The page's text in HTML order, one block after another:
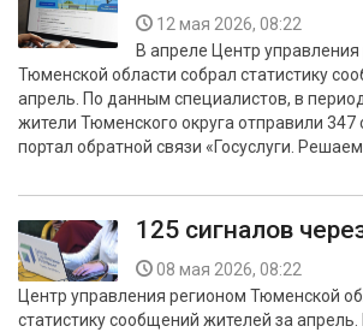
12 мая 2026, 08:22
В апреле Центр
Тюменской области собрал статистику
апрель. По данным специалистов, в
жители Тюменского округа отправили 347
портал обратной связи «Госуслуги. Решаем
125 сигналов
08 мая 2026, 08:22
Центр управления регионом Тюменской
статистику сообщений жителей за